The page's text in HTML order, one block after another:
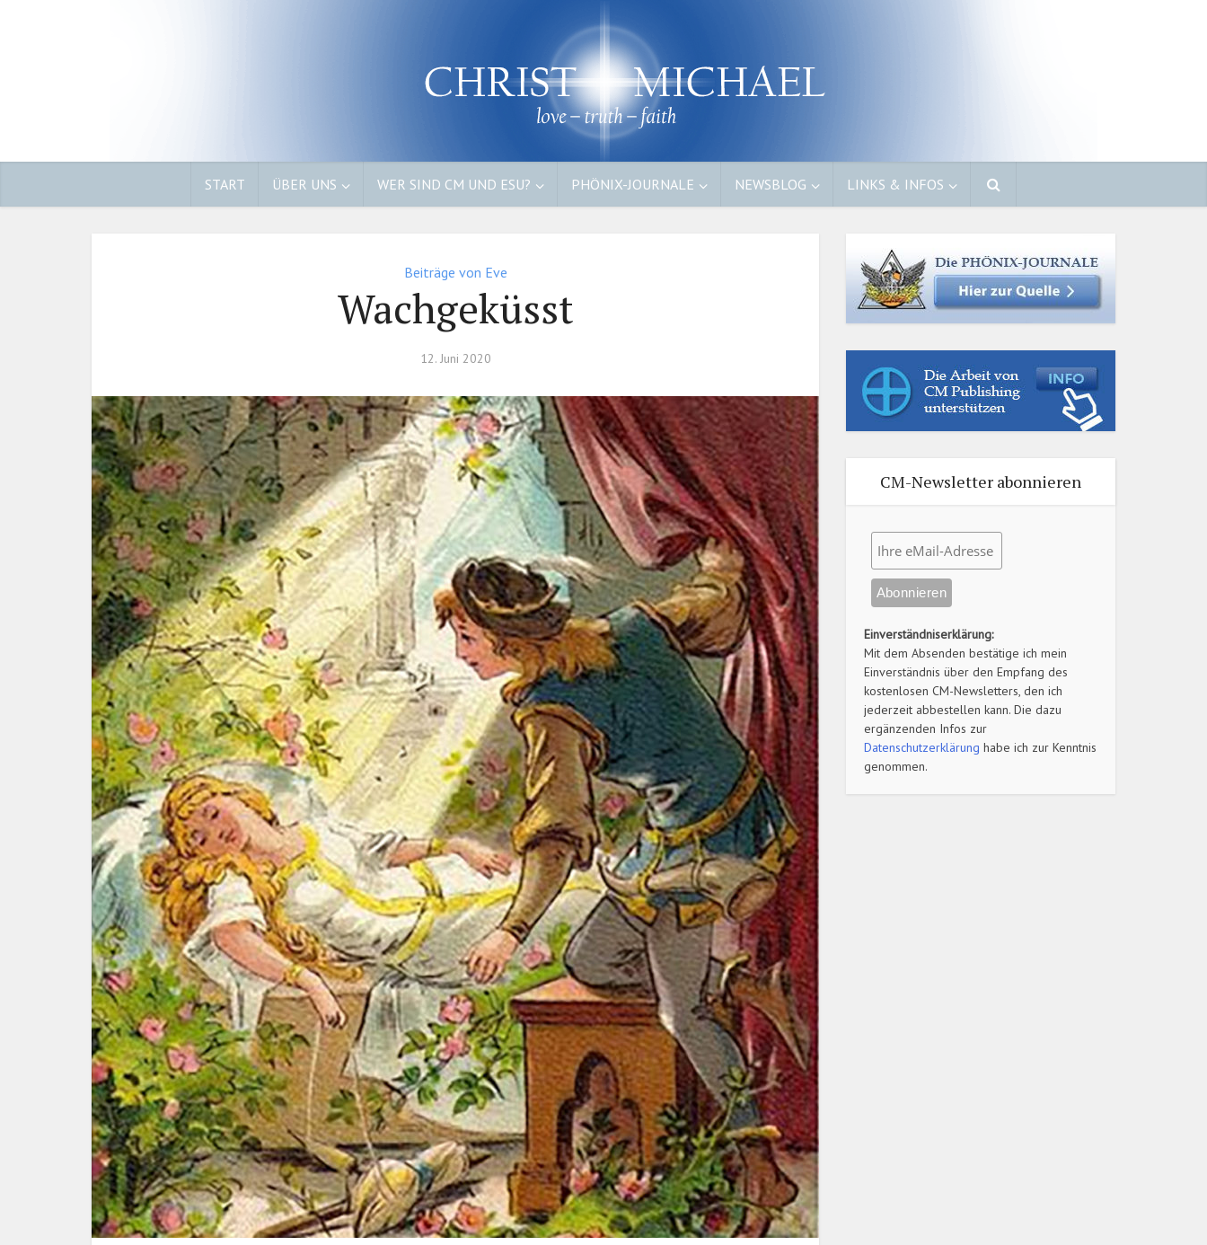
START ÜBER UNS WER SIND CM UND ESU? PHÖNIX-JOURNALE NEWSBLOG LINKS & INFOS
Beiträge von Eve
Wachgeküsst
12. Juni 2020
CM-Newsletter abonnieren
Einverständniserklärung:
Mit dem Absenden bestätige ich mein
Einverständnis über den Empfang des
kostenlosen CM-Newsletters, den ich
jederzeit abbestellen kann. Die dazu
ergänzenden Infos zur
Datenschutzerklärung habe ich zur Kenntnis
genommen.